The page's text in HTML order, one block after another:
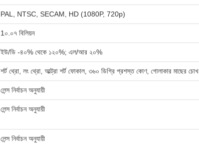
PAL, NTSC, SECAM, HD (1080P, 720p)
1০.০৭ বিলিয়ন
ইউ/ডি -৪০% থেকে ১২০%; এল/আর ২০%
শর্ট থ্রো, লং থ্রো, আল্ট্রা শর্ট ফোকাল, ৩৬০ ডিগ্রি প্রশস্ত কোণ, গোলাকার মাছের চোখ
লেন্স নির্বাচন অনুযায়ী
লেন্স নির্বাচন অনুযায়ী
লেন্স নির্বাচন অনুযায়ী